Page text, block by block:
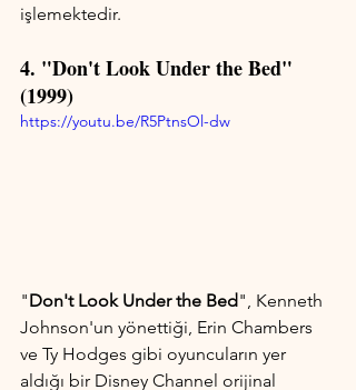
işlemektedir.
4. "Don't Look Under the Bed"
(1999)
https://youtu.be/R5PtnsOl-dw
"Don't Look Under the Bed", Kenneth
Johnson'un yönettiği, Erin Chambers
ve Ty Hodges gibi oyuncuların yer
aldığı bir Disney Channel orijinal